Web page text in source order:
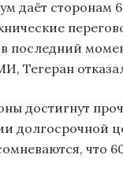
даёт сторонам
последний
Тегеран
достигнут
долгосрочной
что